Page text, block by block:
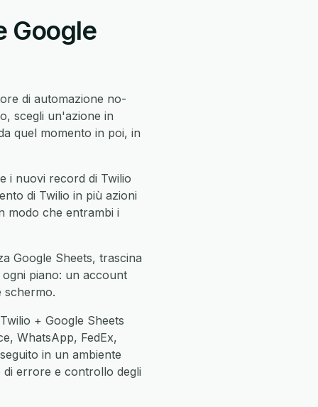
Google
di automazione no-
scegli un'azione in
quel momento in poi, in
i nuovi record di Twilio
di Twilio in più azioni
modo che entrambi i
Google Sheets, trascina
piano: un account
schermo.
+ Google Sheets
WhatsApp, FedEx,
in un ambiente
di errore e controllo degli